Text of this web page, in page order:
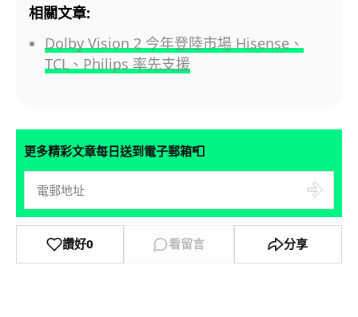
相關文章:
Dolby Vision 2 今年登陸市場 Hisense、
TCL、Philips 率先支援
更多精彩文章每日送到電子郵箱📮
讚好0 看留言 分享